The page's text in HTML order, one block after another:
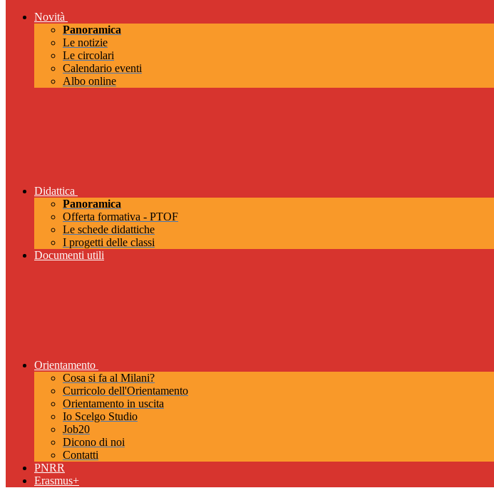
Novità
Panoramica
Le notizie
Le circolari
Calendario eventi
Albo online
Didattica
Panoramica
Offerta formativa - PTOF
Le schede didattiche
I progetti delle classi
Documenti utili
Orientamento
Cosa si fa al Milani?
Curricolo dell'Orientamento
Orientamento in uscita
Io Scelgo Studio
Job20
Dicono di noi
Contatti
PNRR
Erasmus+